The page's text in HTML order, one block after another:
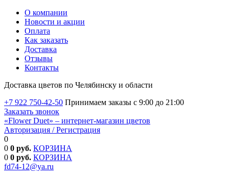
О компании
Новости и акции
Оплата
Как заказать
Доставка
Отзывы
Контакты
Доставка цветов по Челябинску и области
+7 922 750-42-50 Принимаем заказы с 9:00 до 21:00
Заказать звонок
«Flower Duet» – интернет-магазин цветов
Авторизация / Регистрация
0
0 0 руб. КОРЗИНА
0 0 руб. КОРЗИНА
fd74-12@ya.ru